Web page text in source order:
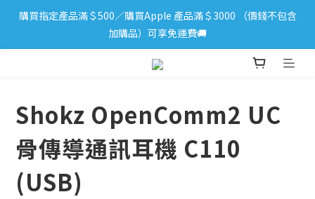
iPhone 17 系列新登場！立即訂購
購買指定產品滿＄500／購買Apple 產品滿＄3000 （價錢不包含
加購品）可享免運費🚚
iPhone 17 系列新登場！立即訂購
Shokz OpenComm2 UC
骨傳導通訊耳機 C110
(USB)